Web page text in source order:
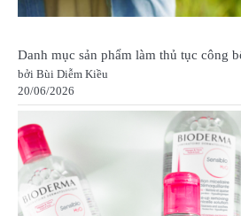
Danh mục sản phẩm làm thủ tục công
bởi Bùi Diễm Kiều
20/06/2026